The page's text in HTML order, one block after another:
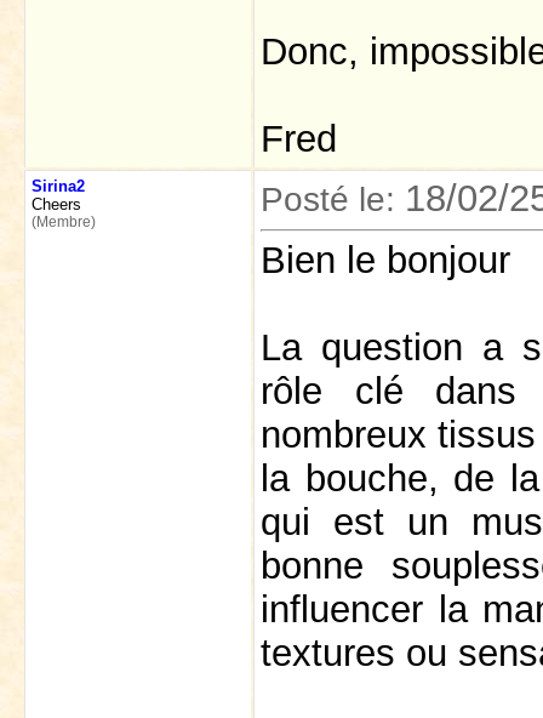
Donc,
Fred
Sirina2
Cheers
(Membre)
Posté le: 18/02/
Bien le bonjour
La question a
rôle clé dans
nombreux
la bouche, de
qui est un
bonne
influencer la
textures ou